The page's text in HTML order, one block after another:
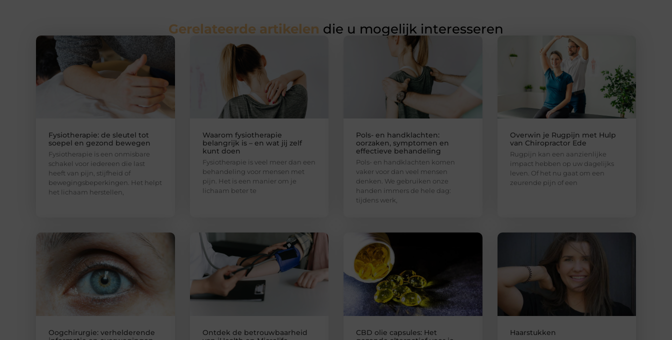
Gerelateerde artikelen die u mogelijk interesseren
Fysiotherapie: de sleutel tot
soepel en gezond bewegen
Fysiotherapie is een onmisbare
schakel voor iedereen die last
heeft van pijn, stijfheid of
bewegingsbeperkingen. Het helpt
het lichaam herstellen,
Waarom fysiotherapie
belangrijk is – en wat jij zelf
kunt doen
Fysiotherapie is veel meer dan een
behandeling voor mensen met
pijn. Het is een manier om je
lichaam beter te
Pols- en handklachten:
oorzaken, symptomen en
effectieve behandeling
Pols- en handklachten komen
vaker voor dan veel mensen
denken. We gebruiken onze
handen immers de hele dag:
tijdens werk,
Overwin je Rugpijn met Hulp
van Chiropractor Ede
Rugpijn kan een aanzienlijke
impact hebben op uw dagelijks
leven. Of het nu gaat om een
zeurende pijn of een
Oogchirurgie: verhelderende
Ontdek de betrouwbaarheid
CBD olie capsules: Het
Haarstukken